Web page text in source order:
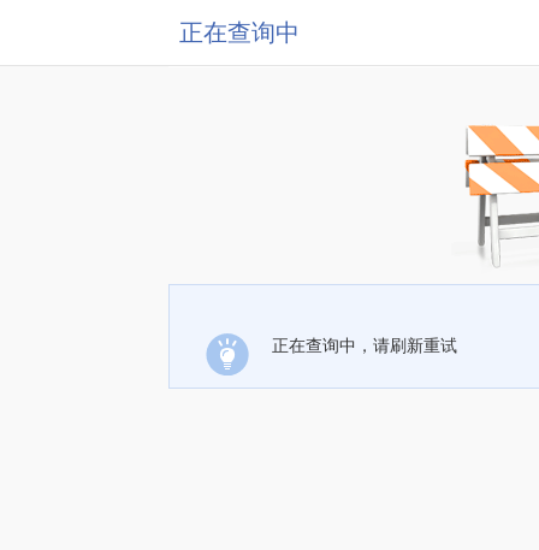
正在查询中
正在查询中，请刷新重试